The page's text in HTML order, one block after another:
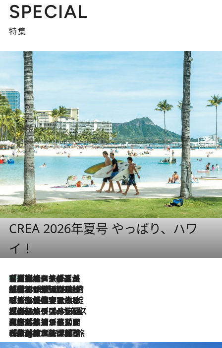
SPECIAL
特集
CREA 2026年夏号 やっぱり、ハワ
イ！
2 Hours Ago
【厳選旅コスメ】「多機能アイテムがメイン！」旅好き美容エディターが選んだ夏旅ベストコスメを発表【Mサイズジップ】
2026.8.6
「荷物が増えるほど旅ストレスは増す」美容ジャーナリストがたどり着いた最終結論。“化粧品を劇的に減らす”感動の凝縮美容とは
2026.8.6
「旅先には金髪ウィッグを持参」日本と同じメイクでは損してる!? 美容ジャーナリストが提案する“掟破りの旅美容”とは
2026.8.6
【厳選旅コスメ】「身軽さ＆UV対策重視！」ヘアアーティストshucoが選んだ夏旅ベストコスメを発表【Mサイズジップ】
2026.8.5
【厳選旅コスメ】国内をあちこち移動する河井菜摘が選んだ夏旅ベストコスメ発表！「リラックスアイテムはマスト」【Mサイズジップ】
2026.8.4
【厳選旅コスメ】「紫外線＆乾燥対策しながらメイク感も！」ヘア＆メイクGeorgeが選んだ夏旅ベストコスメを発表！【Mサイズジップ】